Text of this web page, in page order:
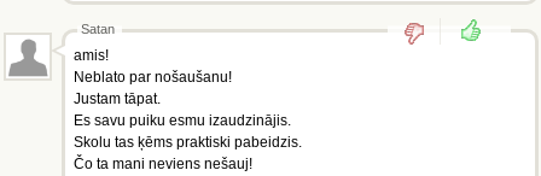
Satan
amis!
Neblato par nošaušanu!
Justam tāpat.
Es savu puiku esmu izaudzinājis.
Skolu tas ķēms praktiski pabeidzis.
Čo ta mani neviens nešauj!